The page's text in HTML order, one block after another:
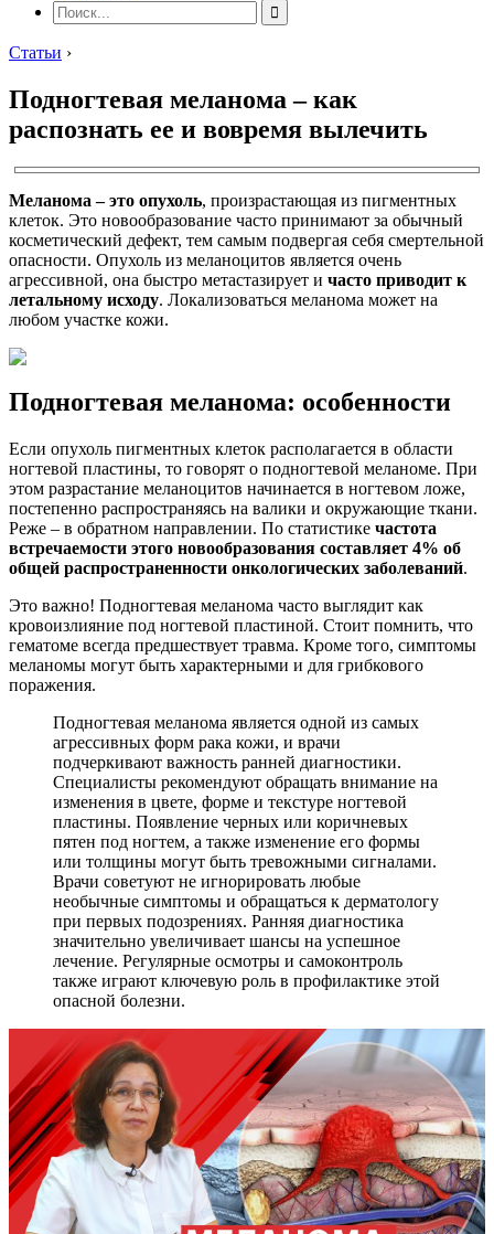
Статьи ›
Подногтевая меланома – как
распознать ее и вовремя вылечить
Меланома– это опухоль, произрастающая из пигментных
клеток. Это новообразование часто принимают за обычный
косметический дефект, тем самым подвергая себя смертельной
опасности. Опухоль из меланоцитов является очень
агрессивной, она быстро метастазирует и часто приводит к
летальному исходу. Локализоваться меланома может на
любом участке кожи.
Подногтевая меланома: особенности
Если опухоль пигментных клеток располагается в области
ногтевой пластины, то говорят о подногтевой меланоме. При
этом разрастание меланоцитов начинается в ногтевом ложе,
постепенно распространяясь на валики и окружающие ткани.
Реже – в обратном направлении. По статистике частота
встречаемости этого новообразования составляет 4% об
общей распространенности онкологических заболеваний.
Это важно! Подногтевая меланома часто выглядит как
кровоизлияние под ногтевой пластиной. Стоит помнить, что
гематоме всегда предшествует травма. Кроме того, симптомы
меланомы могут быть характерными и для грибкового
поражения.
Подногтевая меланома является одной из самых
агрессивных форм рака кожи, и врачи
подчеркивают важность ранней диагностики.
Специалисты рекомендуют обращать внимание на
изменения в цвете, форме и текстуре ногтевой
пластины. Появление черных или коричневых
пятен под ногтем, а также изменение его формы
или толщины могут быть тревожными сигналами.
Врачи советуют не игнорировать любые
необычные симптомы и обращаться к дерматологу
при первых подозрениях. Ранняя диагностика
значительно увеличивает шансы на успешное
лечение. Регулярные осмотры и самоконтроль
также играют ключевую роль в профилактике этой
опасной болезни.